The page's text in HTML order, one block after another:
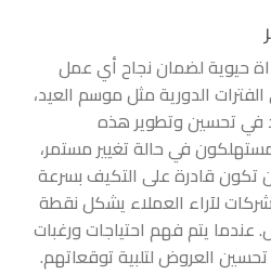
حيوية لضمان نجاح أي عمل
الدورية مثل موسم العيد،
في تحسين وتطوير هذه
في حالة تغيير مستمر،
تكون قادرة على التكيف بسرعة
لآراء العملاء يشكل نقطة
عندما يتم فهم احتياجات ورغبات
العروض لتلبية توقعاتهم.